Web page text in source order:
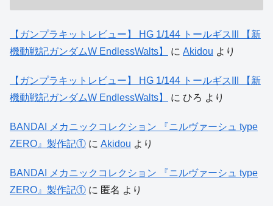
【ガンプラキットレビュー】 HG 1/144 トールギスIII 【新
機動戦記ガンダムW EndlessWalts】
に Akidou より
【ガンプラキットレビュー】 HG 1/144 トールギスIII 【新
機動戦記ガンダムW EndlessWalts】
に ひろ より
BANDAI メカニックコレクション 『ニルヴァーシュ type
ZERO』製作記① に Akidou より
BANDAI メカニックコレクション 『ニルヴァーシュ type
ZERO』製作記① に 匿名 より